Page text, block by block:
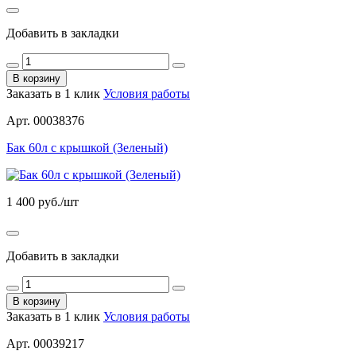
Добавить в закладки
В корзину
Заказать в 1 клик Условия работы
Арт. 00038376
Бак 60л с крышкой (Зеленый)
1 400 руб./шт
Добавить в закладки
В корзину
Заказать в 1 клик Условия работы
Арт. 00039217